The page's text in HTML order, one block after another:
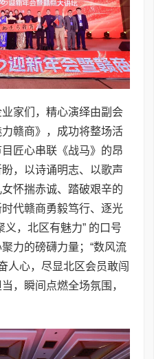
家们，精心演绎由副会
赣商》，成功将整场活
匠心串联《战马》的昂
，以诗诵明志、以歌声
怀揣赤诚、踏破艰辛的
代赣商勇毅笃行、逐光
义，北区有魅力” 的口号
力的磅礴力量；“数风流
人心，尽显北区会员敢闯
，瞬间点燃全场氛围，